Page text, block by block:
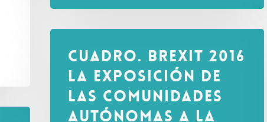
Cuadro. Brexit 2016
La exposición de
las comunidades
autónomas a la